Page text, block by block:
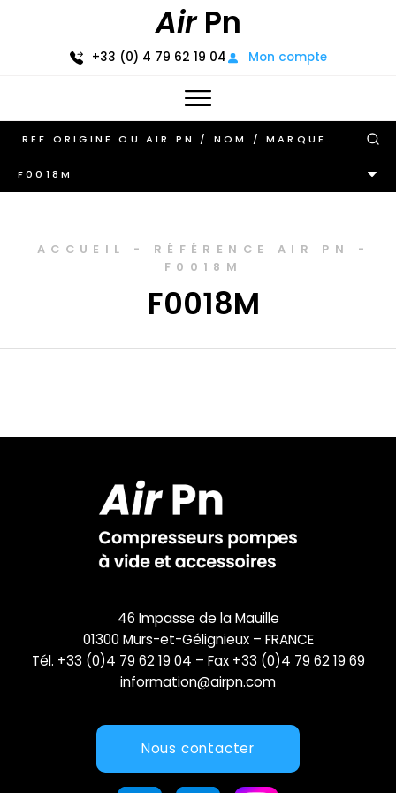
AirPn
+33 (0) 4 79 62 19 04 Mon compte
F0018M
ACCUEIL - RÉFÉRENCE AIR PN
-
F0018M
F0018M
46 Impasse de la Mauille
01300 Murs-et-Gélignieux – FRANCE
Tél. +33 (0)4 79 62 19 04 – Fax +33 (0)4 79 62 19 69
information@airpn.com
Nous contacter